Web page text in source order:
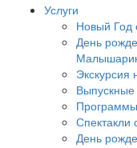
Услуги
Новый
День
Выпускные
День